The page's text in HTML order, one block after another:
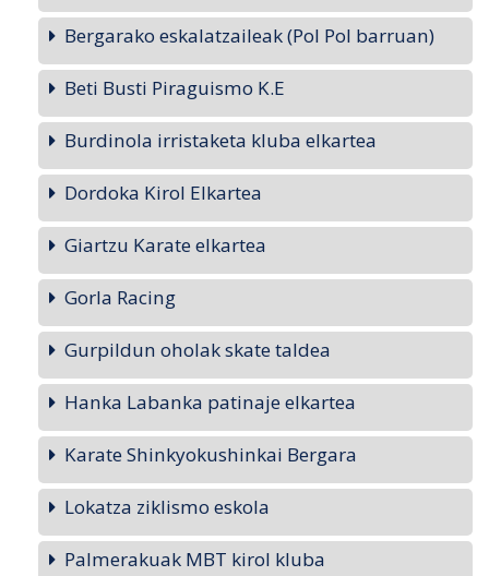
Bergarako eskalatzaileak (Pol Pol barruan)
Beti Busti Piraguismo K.E
Burdinola irristaketa kluba elkartea
Dordoka Kirol Elkartea
Giartzu Karate elkartea
Gorla Racing
Gurpildun oholak skate taldea
Hanka Labanka patinaje elkartea
Karate Shinkyokushinkai Bergara
Lokatza ziklismo eskola
Palmerakuak MBT kirol kluba